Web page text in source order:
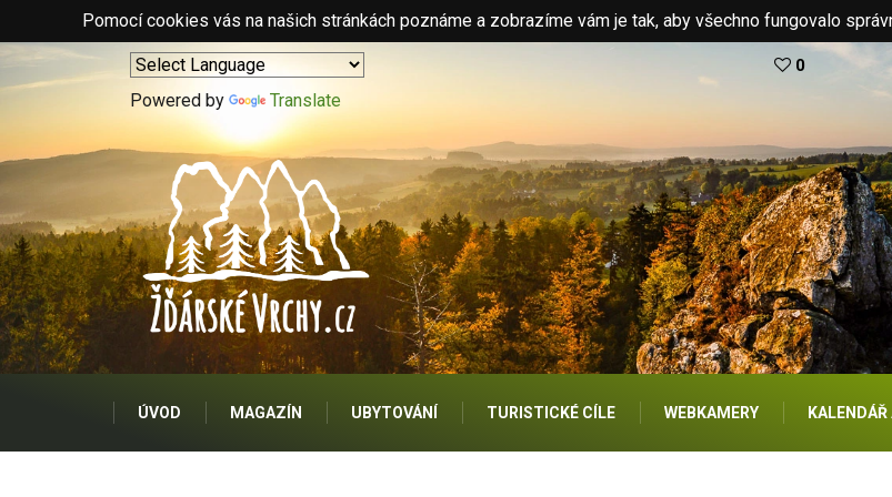
Pomocí cookies vás na našich stránkách poznáme a zobrazíme vám je tak, aby všechno fungovalo
Powered by Translate
0
ÚVOD MAGAZÍN UBYTOVÁNÍ TURISTICKÉ CÍLE WEBKAMERY KALENDÁŘ